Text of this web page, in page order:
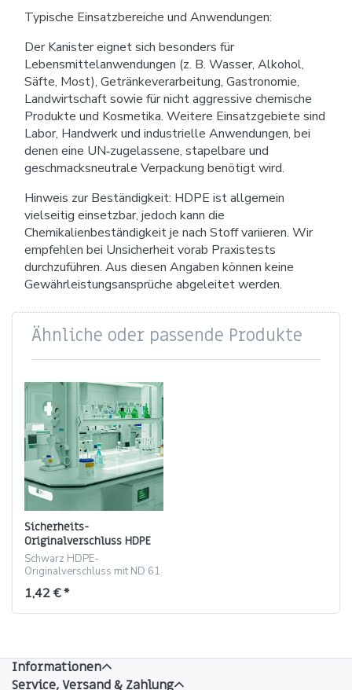
Typische Einsatzbereiche und Anwendungen:
Der Kanister eignet sich besonders für
Lebensmittelanwendungen (z. B. Wasser, Alkohol,
Säfte, Most), Getränkeverarbeitung, Gastronomie,
Landwirtschaft sowie für nicht aggressive chemische
Produkte und Kosmetika. Weitere Einsatzgebiete sind
Labor, Handwerk und industrielle Anwendungen, bei
denen eine UN‑zugelassene, stapelbare und
geschmacksneutrale Verpackung benötigt wird.
Hinweis zur Beständigkeit: HDPE ist allgemein
vielseitig einsetzbar, jedoch kann die
Chemikalienbeständigkeit je nach Stoff variieren. Wir
empfehlen bei Unsicherheit vorab Praxistests
durchzuführen. Aus diesen Angaben können keine
Gewährleistungsansprüche abgeleitet werden.
Ähnliche oder passende Produkte
Sicherheits-
Originalverschluss HDPE
für ND 61 (schwarz)
Schwarz HDPE-
Originalverschluss mit ND 61
29.5 mm Höhe.
1,42 € *
Informationen
Service, Versand & Zahlung